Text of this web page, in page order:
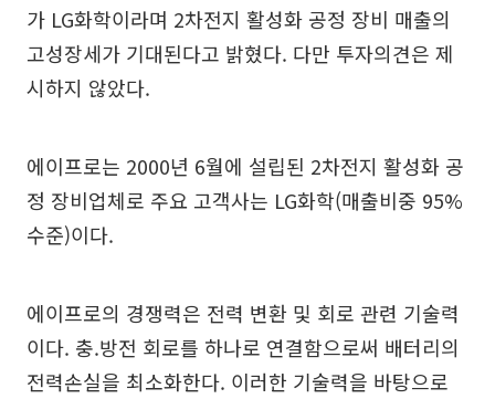
가 LG화학이라며 2차전지 활성화 공정 장비 매출의
고성장세가 기대된다고 밝혔다. 다만 투자의견은 제
시하지 않았다.
에이프로는 2000년 6월에 설립된 2차전지 활성화 공
정 장비업체로 주요 고객사는 LG화학(매출비중 95%
수준)이다.
에이프로의 경쟁력은 전력 변환 및 회로 관련 기술력
이다. 충.방전 회로를 하나로 연결함으로써 배터리의
전력손실을 최소화한다. 이러한 기술력을 바탕으로